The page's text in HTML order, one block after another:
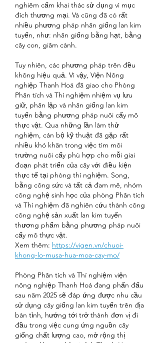
nghiêm cấm khai thác sử dụng vì mục
đích thương mại. Và cũng đã có rất
nhiều phương pháp nhân giống lan kim
tuyến, như: nhân giống bằng hạt, bằng
cây con, giâm cành.
Tuy nhiên, các phương pháp trên đều
không hiệu quả. Vì vậy, Viện Nông
nghiệp Thanh Hoá đã giao cho Phòng
Phân tích và Thí nghiệm nhiệm vụ lưu
giữ, phân lập và nhân giống lan kim
tuyến bằng phương pháp nuôi cấy mô
thực vật. Qua những lần làm thử
nghiệm, cán bộ kỹ thuật đã gặp rất
nhiều khó khăn trong việc tìm môi
trường nuôi cấy phù hợp cho mỗi giai
đoạn phát triển của cây với điều kiện
thực tế tại phòng thí nghiệm. Song,
bằng công sức và tất cả đam mê, nhóm
công nghệ sinh học của phòng Phân tích
và Thí nghiệm đã nghiên cứu thành công
công nghệ sản xuất lan kim tuyến
thương phẩm bằng phương pháp nuôi
cấy mô thực vật.
Xem thêm: https://vigen.vn/chuoi-
khong-lo-musa-hua-moa-cay-mo/
Phòng Phân tích và Thí nghiệm viện
nông nghiệp Thanh Hoá đang phấn đấu
sau năm 2025 sẽ đáp ứng được nhu cầu
sử dụng cây giống lan kim tuyến trên địa
bàn tỉnh, hướng tới trở thành đơn vị đi
đầu trong việc cung ứng nguồn cây
giống chất lượng cao, mở rộng thị